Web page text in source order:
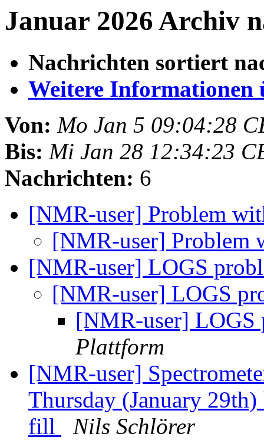
Januar 2026 Archiv
Nachrichten sortiert
Weitere Informationen
Von: Mo Jan 5 09:04:28
Bis: Mi Jan 28 12:34:23
Nachrichten: 6
[NMR-user] Problem
[NMR-user] Problem
[NMR-user] LOGS
[NMR-user] LOGS
[NMR-user] LOGS
Plattform
[NMR-user]
Thursday (January
fill
Nils Schlörer